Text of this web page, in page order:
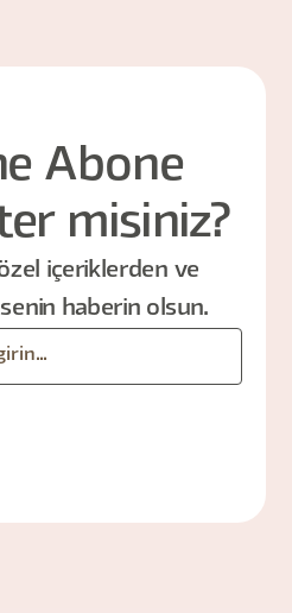
Abone
misiniz?
içeriklerden ve
haberin olsun.